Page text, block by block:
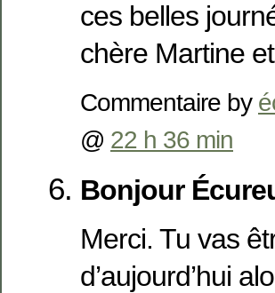
ces belles
chère Martine
Commentaire by
@ 22 h 36 min
Bonjour
Merci. Tu vas
d’aujourd’hui